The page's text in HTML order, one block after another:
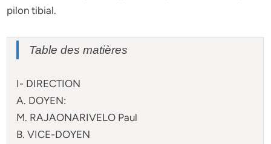
pilon tibial.
Table des matières
I- DIRECTION
A. DOYEN:
M. RAJAONARIVELO Paul
B. VICE-DOYEN